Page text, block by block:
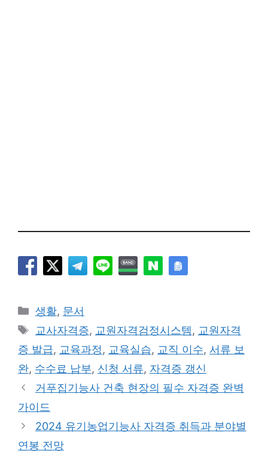
카
테
리
생활, 문서
태
그
교사자격증, 교원자격검정시스템, 교원자격
증 발급, 교육과정, 교육실습, 교직 이수, 서류 보
완, 수수료 납부, 신청 서류, 자격증 갱신
거푸집기능사 건축 현장의 필수 자격증 완벽
가이드
2024 유기농업기능사 자격증 취득과 분야별
연봉 전망